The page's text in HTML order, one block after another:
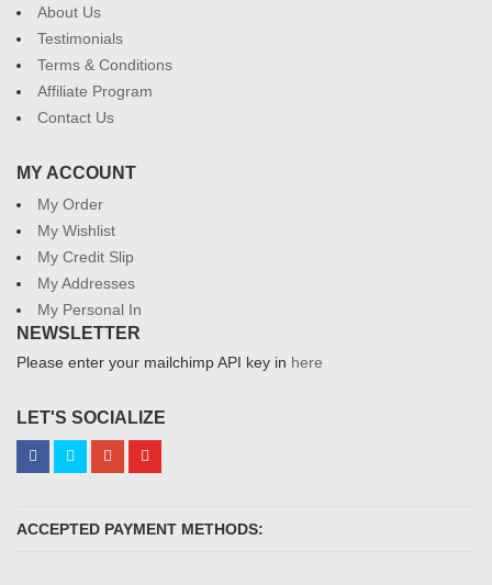
About Us
Testimonials
Terms & Conditions
Affiliate Program
Contact Us
MY ACCOUNT
My Order
My Wishlist
My Credit Slip
My Addresses
My Personal In
NEWSLETTER
Please enter your mailchimp API key in here
LET'S SOCIALIZE
ACCEPTED PAYMENT METHODS: